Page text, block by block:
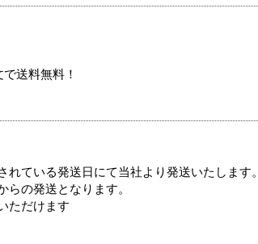
送料無料！
ている発送日にて当社より発送いたします。
の発送となります。
ただけます